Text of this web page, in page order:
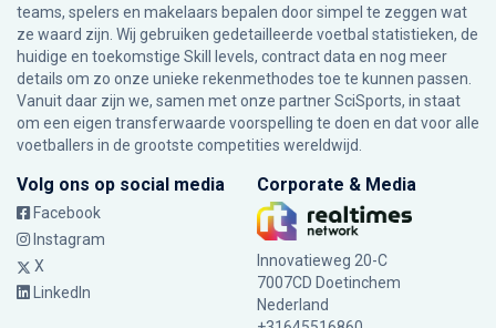
teams, spelers en makelaars bepalen door simpel te zeggen wat
ze waard zijn. Wij gebruiken gedetailleerde voetbal statistieken, de
huidige en toekomstige Skill levels, contract data en nog meer
details om zo onze unieke rekenmethodes toe te kunnen passen.
Vanuit daar zijn we, samen met onze partner SciSports, in staat
om een eigen transferwaarde voorspelling te doen en dat voor alle
voetballers in de grootste competities wereldwijd.
Volg ons op social media
Facebook
Instagram
X
LinkedIn
Corporate & Media
Innovatieweg 20-C
7007CD Doetinchem
Nederland